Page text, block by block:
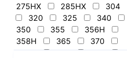
275HX
285HX
304
320
325
340
350
355
356H
358H
365
370
386H
392
395